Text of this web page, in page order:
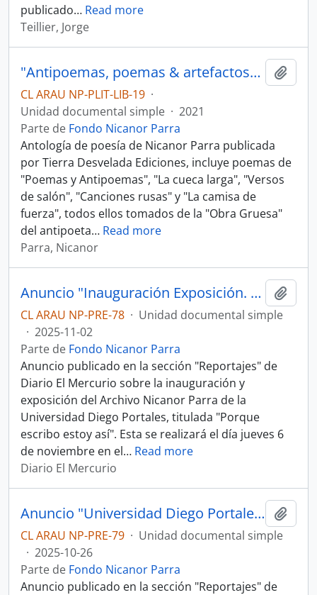
publicado… Read more
Teillier, Jorge
"Antipoemas, poemas & artefactos" de Nicanor Parra por Tierra Desvelada Ediciones
CL ARAU NP-PLIT-LIB-19 ·
Unidad documental simple · 2021
Parte de Fondo Nicanor Parra
Antología de poesía de Nicanor Parra publicada
por Tierra Desvelada Ediciones, incluye poemas de
"Poemas y Antipoemas", "La cueca larga", "Versos
de salón", "Canciones rusas" y "La camisa de
fuerza", todos ellos tomados de la "Obra Gruesa"
del antipoeta… Read more
Parra, Nicanor
Anuncio "Inauguración Exposición. Archivo Nicanor Parra. Porque escribo estoy así" en Reportajes de El Mercurio
CL ARAU NP-PRE-78 · Unidad documental simple
· 2025-11-02
Parte de Fondo Nicanor Parra
Anuncio publicado en la sección "Reportajes" de
Diario El Mercurio sobre la inauguración y
exposición del Archivo Nicanor Parra de la
Universidad Diego Portales, titulada "Porque
escribo estoy así". Esta se realizará el día jueves 6
de noviembre en el… Read more
Diario El Mercurio
Anuncio "Universidad Diego Portales Presenta el Archivo Nicanor Parra" en Reportajes de El Mercurio
CL ARAU NP-PRE-79 · Unidad documental simple
· 2025-10-26
Parte de Fondo Nicanor Parra
Anuncio publicado en la sección "Reportajes" de